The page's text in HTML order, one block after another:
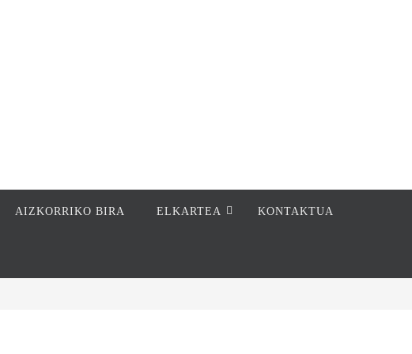
AIZKORRIKO BIRA ELKARTEA KONTAKTUA